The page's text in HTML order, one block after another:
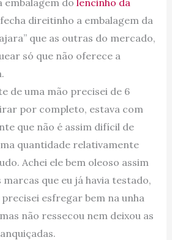
direitinho a embalagem da
que as outras do mercado,
só que não oferece a
de uma mão precisei de 6
por completo, estava com
que não é assim difícil de
quantidade relativamente
Achei ele bem oleoso assim
que eu já havia testado,
esfregar bem na unha
não ressecou nem deixou as